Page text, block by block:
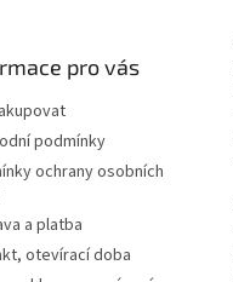
pro vás
podmínky
ochrany osobních
a platba
otevírací doba